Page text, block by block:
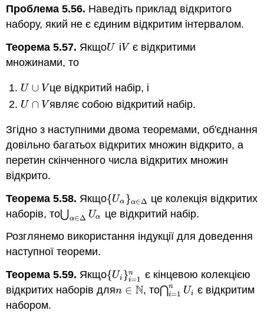
Проблема 5.56. Наведіть приклад відкритого
набору, який не є єдиним відкритим інтервалом.
Теорема 5.57. ЯкщоU
U іV
V є відкритими
множинами, то
U ∪ V
U∪V це відкритий набір, і
U ∩ V
U ∩V являє собою відкритий набір.
Згідно з наступними двома теоремами, об'єднання
довільно багатьох відкритих множин відкрито, а
перетин скінченного числа відкритих множин
відкрито.
Теорема 5.58. Якщо{Uα }α∈Δ
{Uα}α∈Δ це колекція відкритих
наборів, то⋃α∈Δ Uα
⋃α∈ ΔUα це відкритий набір.
Розглянемо використання індукції для доведення
наступної теореми.
Теорема 5.59. Якщо{Ui }n
i=1
{ Ui} i=1n є кінцевою колекцією
відкритих наборів дляn ∈ N
n∈N , то⋂n
i=1 Ui
⋂i=1 nU iє відкритим
набором.